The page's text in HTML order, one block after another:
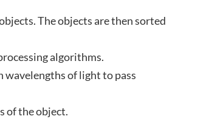
The objects are then sorted
algorithms.
of light to pass
of the object.